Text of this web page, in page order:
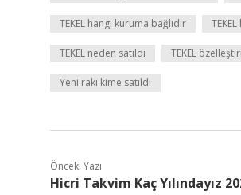
TEKEL hangi kuruma bağlıdır
TEKEL neden satıldı TEKEL
Yeni rakı kime satıldı
Önceki Yazı
Hicri Takvim Kaç Yılındayız